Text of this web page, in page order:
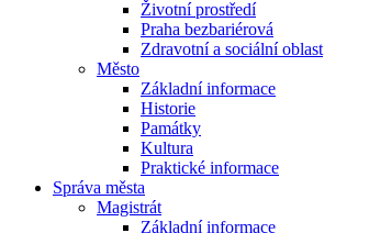
Životní prostředí
Praha bezbariérová
Zdravotní a sociální oblast
Město
Základní informace
Historie
Památky
Kultura
Praktické informace
Správa města
Magistrát
Základní informace